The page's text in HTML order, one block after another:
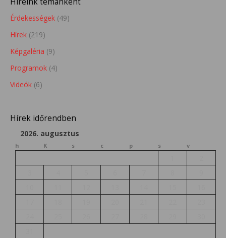
Érdekességek (49)
Hírek (219)
Képgaléria (9)
Programok (4)
Videók (6)
Hírek időrendben
2026. augusztus
h K s c p s v